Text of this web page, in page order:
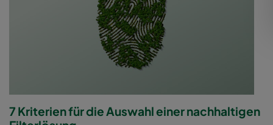
7 Kriterien für die Auswahl einer nachhaltigen